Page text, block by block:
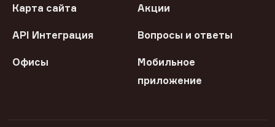
Карта сайта Акции
API Интеграция Вопросы и ответы
Офисы
Мобильное
приложение